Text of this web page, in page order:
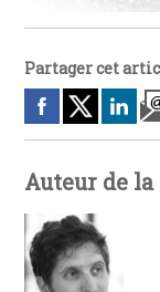
Partager cet
Auteur de